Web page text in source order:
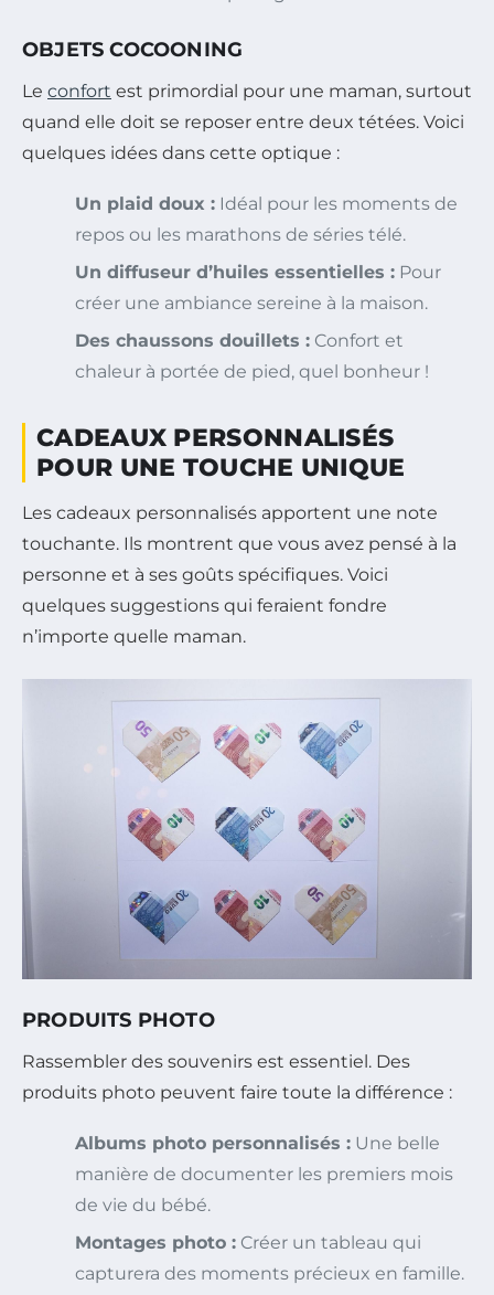
OBJETS COCOONING
Le confort est primordial pour une maman, surtout
quand elle doit se reposer entre deux tétées. Voici
quelques idées dans cette optique :
Un plaid doux : Idéal pour les moments de
repos ou les marathons de séries télé.
Un diffuseur d’huiles essentielles : Pour
créer une ambiance sereine à la maison.
Des chaussons douillets : Confort et
chaleur à portée de pied, quel bonheur !
CADEAUX PERSONNALISÉS
POUR UNE TOUCHE UNIQUE
Les cadeaux personnalisés apportent une note
touchante. Ils montrent que vous avez pensé à la
personne et à ses goûts spécifiques. Voici
quelques suggestions qui feraient fondre
n’importe quelle maman.
PRODUITS PHOTO
Rassembler des souvenirs est essentiel. Des
produits photo peuvent faire toute la différence :
Albums photo personnalisés : Une belle
manière de documenter les premiers mois
de vie du bébé.
Montages photo : Créer un tableau qui
capturera des moments précieux en famille.